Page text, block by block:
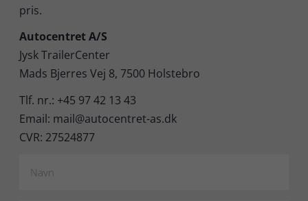
pris.
Autocentret A/S
Jysk TrailerCenter
Mads Bjerres Vej 8, 7500 Holstebro
Tlf. nr.: +45 97 42 13 43
Email: mail@autocentret-as.dk
CVR: 27524877